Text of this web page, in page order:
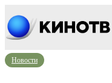
Новости